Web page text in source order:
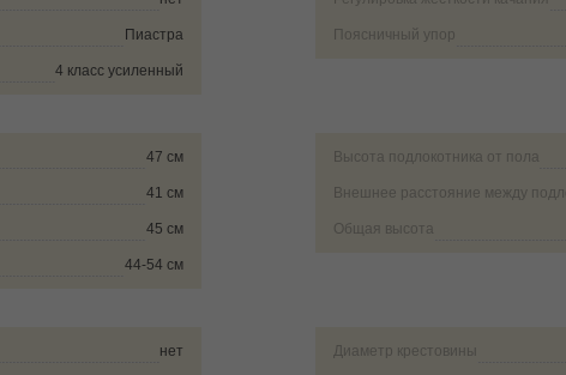
Пиастра
4 класс усиленный
Поясничный упор
47 см
41 см
45 см
44-54 см
Высота подлокотника от пола
Внешнее расстояние между
Общая высота
нет Диаметр крестовины